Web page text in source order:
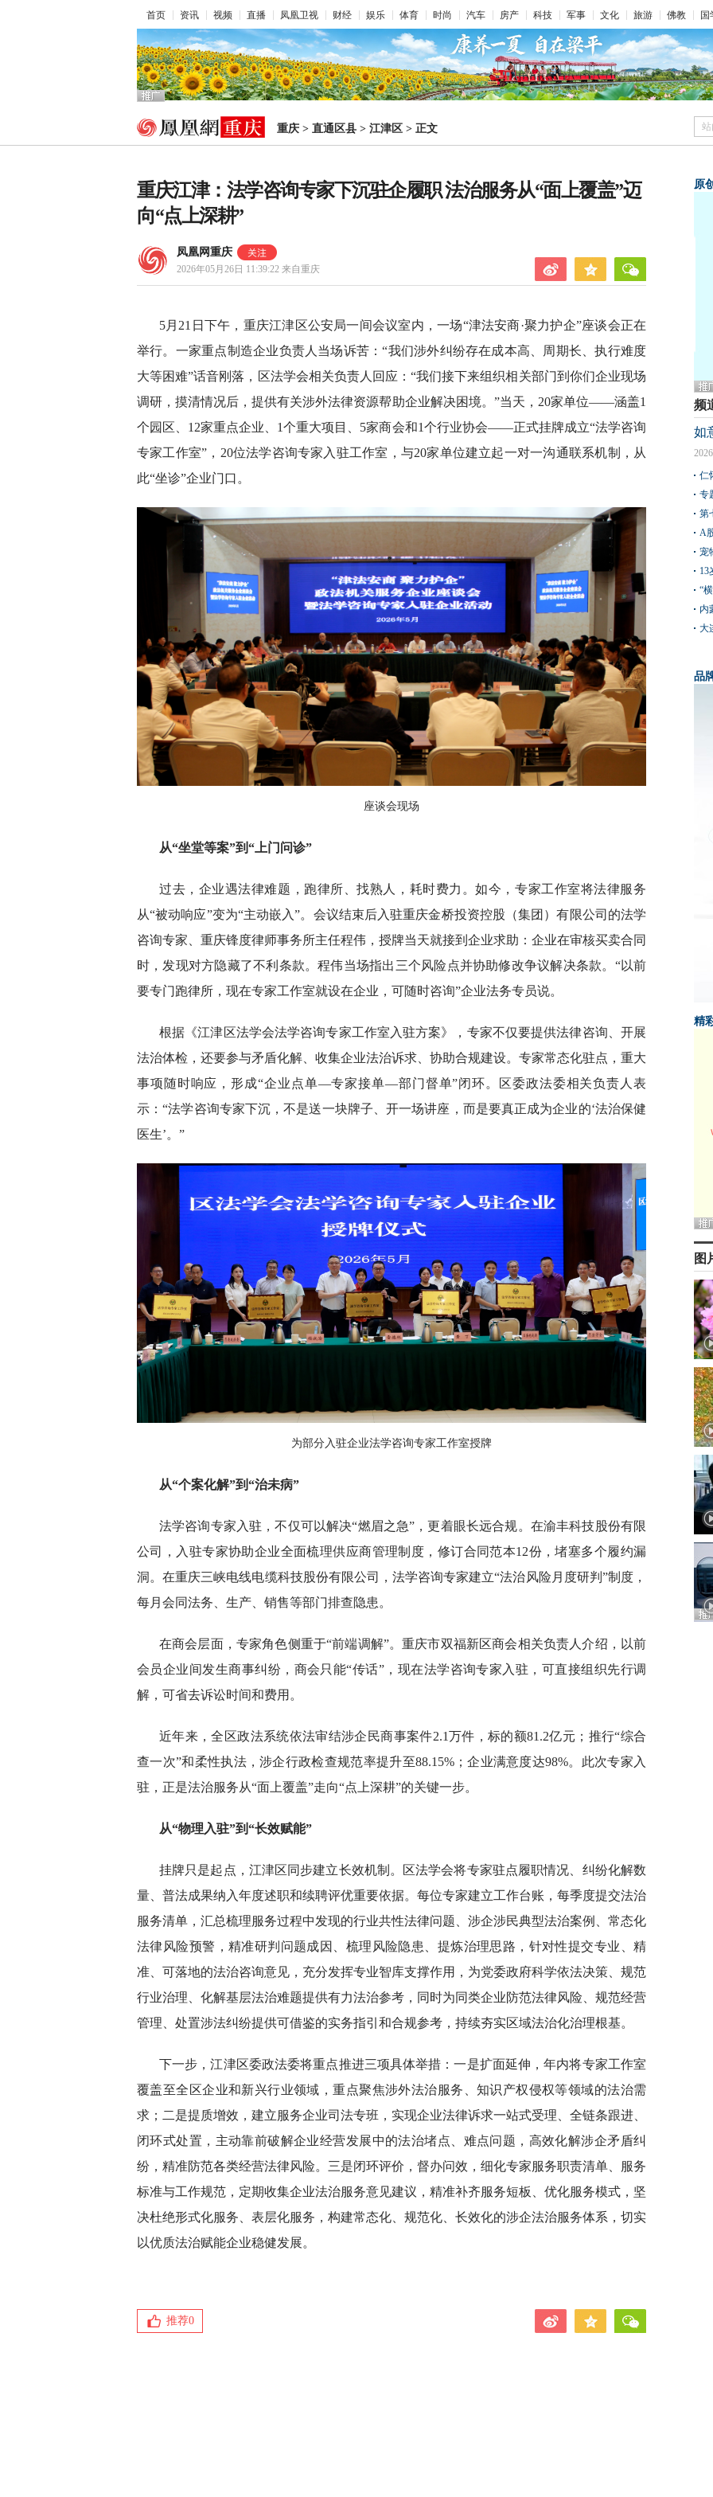
首页 资讯 视频 直播 凤凰卫视 财经 娱乐 体育 时尚 汽车 房产 科技 军事 文化 旅游 佛教 国
重庆 > 直通区县 > 江津区 > 正文
重庆江津：法学咨询专家下沉驻企履职 法治服务从“面上覆盖”迈
向“点上深耕”
凤凰网重庆
2026年05月26日 11:39:22 来自重庆
5月21日下午，重庆江津区公安局一间会议室内，一场“津法安商·聚力护企”座谈会正在
举行。一家重点制造企业负责人当场诉苦：“我们涉外纠纷存在成本高、周期长、执行难度
大等困难”话音刚落，区法学会相关负责人回应：“我们接下来组织相关部门到你们企业现场
调研，摸清情况后，提供有关涉外法律资源帮助企业解决困境。”当天，20家单位——涵盖1
个园区、12家重点企业、1个重大项目、5家商会和1个行业协会——正式挂牌成立“法学咨询
专家工作室”，20位法学咨询专家入驻工作室，与20家单位建立起一对一沟通联系机制，从
此“坐诊”企业门口。
座谈会现场
从“坐堂等案”到“上门问诊”
过去，企业遇法律难题，跑律所、找熟人，耗时费力。如今，专家工作室将法律服务
从“被动响应”变为“主动嵌入”。会议结束后入驻重庆金桥投资控股（集团）有限公司的法学
咨询专家、重庆锋度律师事务所主任程伟，授牌当天就接到企业求助：企业在审核买卖合同
时，发现对方隐藏了不利条款。程伟当场指出三个风险点并协助修改争议解决条款。“以前
要专门跑律所，现在专家工作室就设在企业，可随时咨询”企业法务专员说。
根据《江津区法学会法学咨询专家工作室入驻方案》，专家不仅要提供法律咨询、开展
法治体检，还要参与矛盾化解、收集企业法治诉求、协助合规建设。专家常态化驻点，重大
事项随时响应，形成“企业点单—专家接单—部门督单”闭环。区委政法委相关负责人表
示：“法学咨询专家下沉，不是送一块牌子、开一场讲座，而是要真正成为企业的‘法治保健
医生’。”
为部分入驻企业法学咨询专家工作室授牌
从“个案化解”到“治未病”
法学咨询专家入驻，不仅可以解决“燃眉之急”，更着眼长远合规。在渝丰科技股份有限
公司，入驻专家协助企业全面梳理供应商管理制度，修订合同范本12份，堵塞多个履约漏
洞。在重庆三峡电线电缆科技股份有限公司，法学咨询专家建立“法治风险月度研判”制度，
每月会同法务、生产、销售等部门排查隐患。
在商会层面，专家角色侧重于“前端调解”。重庆市双福新区商会相关负责人介绍，以前
会员企业间发生商事纠纷，商会只能“传话”，现在法学咨询专家入驻，可直接组织先行调
解，可省去诉讼时间和费用。
近年来，全区政法系统依法审结涉企民商事案件2.1万件，标的额81.2亿元；推行“综合
查一次”和柔性执法，涉企行政检查规范率提升至88.15%；企业满意度达98%。此次专家入
驻，正是法治服务从“面上覆盖”走向“点上深耕”的关键一步。
从“物理入驻”到“长效赋能”
挂牌只是起点，江津区同步建立长效机制。区法学会将专家驻点履职情况、纠纷化解数
量、普法成果纳入年度述职和续聘评优重要依据。每位专家建立工作台账，每季度提交法治
服务清单，汇总梳理服务过程中发现的行业共性法律问题、涉企涉民典型法治案例、常态化
法律风险预警，精准研判问题成因、梳理风险隐患、提炼治理思路，针对性提交专业、精
准、可落地的法治咨询意见，充分发挥专业智库支撑作用，为党委政府科学依法决策、规范
行业治理、化解基层法治难题提供有力法治参考，同时为同类企业防范法律风险、规范经营
管理、处置涉法纠纷提供可借鉴的实务指引和合规参考，持续夯实区域法治化治理根基。
下一步，江津区委政法委将重点推进三项具体举措：一是扩面延伸，年内将专家工作室
覆盖至全区企业和新兴行业领域，重点聚焦涉外法治服务、知识产权侵权等领域的法治需
求；二是提质增效，建立服务企业司法专班，实现企业法律诉求一站式受理、全链条跟进、
闭环式处置，主动靠前破解企业经营发展中的法治堵点、难点问题，高效化解涉企矛盾纠
纷，精准防范各类经营法律风险。三是闭环评价，督办问效，细化专家服务职责清单、服务
标准与工作规范，定期收集企业法治服务意见建议，精准补齐服务短板、优化服务模式，坚
决杜绝形式化服务、表层化服务，构建常态化、规范化、长效化的涉企法治服务体系，切实
以优质法治赋能企业稳健发展。
推荐0
原
频
如
仁
专
第
A
宠
13
“
内
大
品
精
图